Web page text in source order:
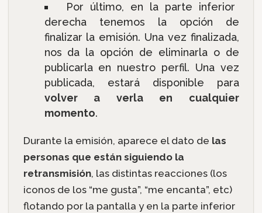
Por último, en la parte inferior
derecha tenemos la opción de
finalizar la emisión. Una vez finalizada,
nos da la opción de eliminarla o de
publicarla en nuestro perfil. Una vez
publicada, estará disponible para
volver a verla en cualquier
momento.
Durante la emisión, aparece el dato de las
personas que están siguiendo la
retransmisión, las distintas reacciones (los
iconos de los “me gusta”, “me encanta”, etc)
flotando por la pantalla y en la parte inferior